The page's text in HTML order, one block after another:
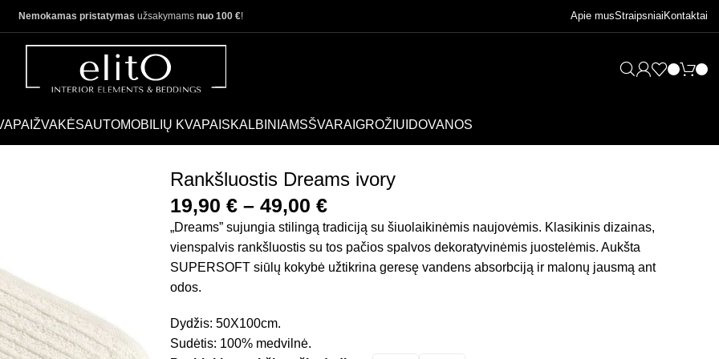
Nemokamas pristatymas užsakymams nuo 100 €! Apie musStraipsniai Kontaktai
ŽVAKĖSAUTOMOBILIŲ KVAPAI SKALBINIAMSŠVARAI GROŽIUI DOVANOS
Rankšluostis Dreams ivory
19,90 € – 49,00 €
„Dreams” sujungia stilingą tradiciją su šiuolaikinėmis naujovėmis. Klasikinis dizainas,
vienspalvis rankšluostis su tos pačios spalvos dekoratyvinėmis juostelėmis. Aukšta
SUPERSOFT siūlų kokybė užtikrina geresę vandens absorbciją ir malonų jausmą ant
odos.
Dydžis: 50X100cm.
Sudėtis: 100% medvilnė.